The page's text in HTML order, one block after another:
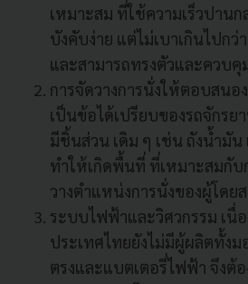
เหมาะสม ที่ใช้ความเร็วปาน
บังคับง่าย แต่ไม่เบาเกินไปกว่
และสามารถทรงตัวและควบคุ
การจัดวางการนั่งให้ตอบสนอ
เป็นข้อได้เปรียบของรถจักร
มีชิ้นส่วน เดิม ๆ เช่น ถังน้ำมัน
ทำให้เกิดพื้นที่ ที่เหมาะสมกับ
วางตำแหน่งการนั่งของผู้โด
ระบบไฟฟ้าและวิศวกรรม เนื่
ประเทศไทยยังไม่มีผู้ผลิตทั้งม
ตรงและแบตเตอรี่ไฟฟ้า จึงต้อ